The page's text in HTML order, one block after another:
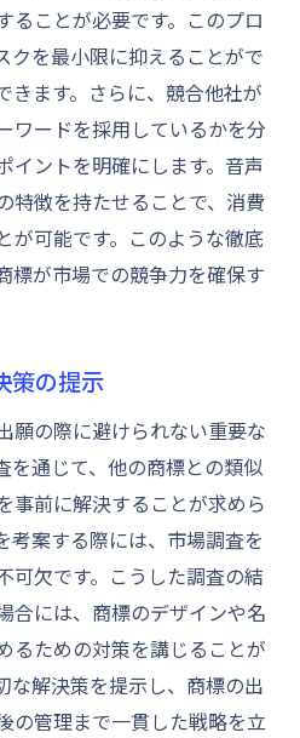
ることが必要です。このプロ
クを最小限に抑えることがで
きます。さらに、競合他社が
ワードを採用しているかを分
イントを明確にします。音声
特徴を持たせることで、消費
が可能です。このような徹底
標が市場での競争力を確保す
策の提示
願の際に避けられない重要な
を通じて、他の商標との類似
事前に解決することが求めら
考案する際には、市場調査を
可欠です。こうした調査の結
合には、商標のデザインや名
るための対策を講じることが
な解決策を提示し、商標の出
の管理まで一貫した戦略を立